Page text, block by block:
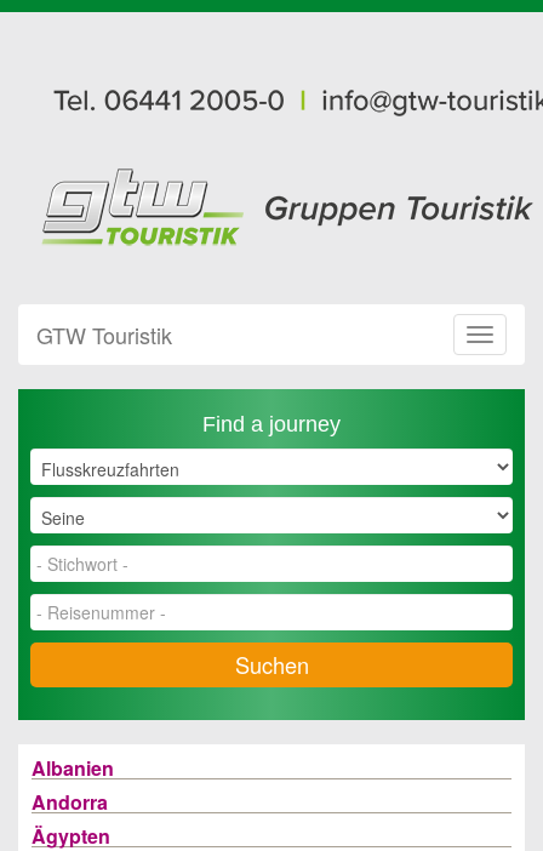
Toggle
GTW Touristik
Find a journey
Suchen
Albanien
Andorra
Ägypten